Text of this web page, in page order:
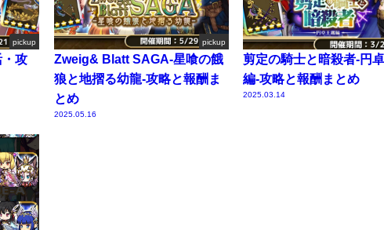
pickup
・攻
pickup
Zweig& Blatt SAGA-星喰の餓
狼と地摺る幼龍-攻略と報酬ま
とめ
2025.05.16
剪定の騎士と暗殺者-円
編-攻略と報酬まとめ
2025.03.14